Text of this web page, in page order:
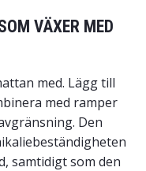
VÄXER MED
med. Lägg till
med ramper
Den
samtidigt som den